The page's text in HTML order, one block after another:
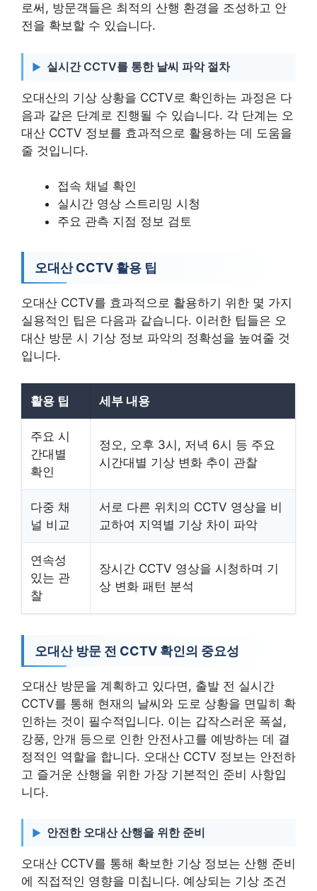
로써, 방문객들은 최적의 산행 환경을 조성하고 안
전을 확보할 수 있습니다.
실시간 CCTV를 통한 날씨 파악 절차
오대산의 기상 상황을 CCTV로 확인하는 과정은 다
음과 같은 단계로 진행될 수 있습니다. 각 단계는 오
대산 CCTV 정보를 효과적으로 활용하는 데 도움을
줄 것입니다.
접속 채널 확인
실시간 영상 스트리밍 시청
주요 관측 지점 정보 검토
오대산 CCTV 활용 팁
오대산 CCTV를 효과적으로 활용하기 위한 몇 가지
실용적인 팁은 다음과 같습니다. 이러한 팁들은 오
대산 방문 시 기상 정보 파악의 정확성을 높여줄 것
입니다.
활용 팁 세부 내용
주요 시
간대별
확인
정오, 오후 3시, 저녁 6시 등 주요
시간대별 기상 변화 추이 관찰
다중 채
널 비교
서로 다른 위치의 CCTV 영상을 비
교하여 지역별 기상 차이 파악
연속성
있는 관
찰
장시간 CCTV 영상을 시청하며 기
상 변화 패턴 분석
오대산 방문 전 CCTV 확인의 중요성
오대산 방문을 계획하고 있다면, 출발 전 실시간
CCTV를 통해 현재의 날씨와 도로 상황을 면밀히 확
인하는 것이 필수적입니다. 이는 갑작스러운 폭설,
강풍, 안개 등으로 인한 안전사고를 예방하는 데 결
정적인 역할을 합니다. 오대산 CCTV 정보는 안전하
고 즐거운 산행을 위한 가장 기본적인 준비 사항입
니다.
안전한 오대산 산행을 위한 준비
오대산 CCTV를 통해 확보한 기상 정보는 산행 준비
에 직접적인 영향을 미칩니다. 예상되는 기상 조건